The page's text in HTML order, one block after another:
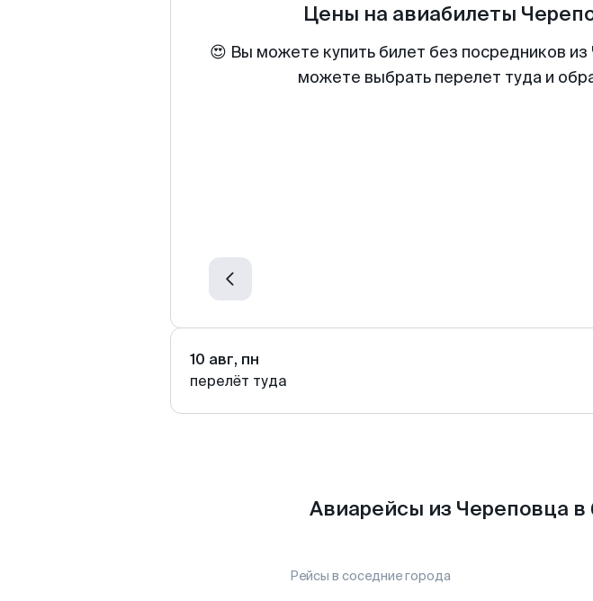
Цены на авиабилеты
😍 Вы можете купить билет без посредников
можете выбрать перелет туда и
10 авг, пн
перелёт туда
Авиарейсы из Череповца
Рейсы в соседние города